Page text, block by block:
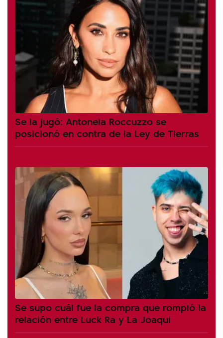
Se la jugó: Antonela Roccuzzo se
posicionó en contra de la Ley de Tierras
Se supo cuál fue la compra que rompió la
relación entre Luck Ra y La Joaqui